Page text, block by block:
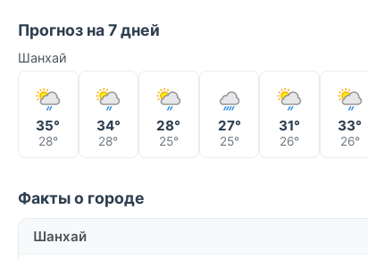
Прогноз на 7 дней
Шанхай
35°
28°
34°
28°
28°
25°
27°
25°
31°
26°
33°
26°
Факты о городе
Шанхай